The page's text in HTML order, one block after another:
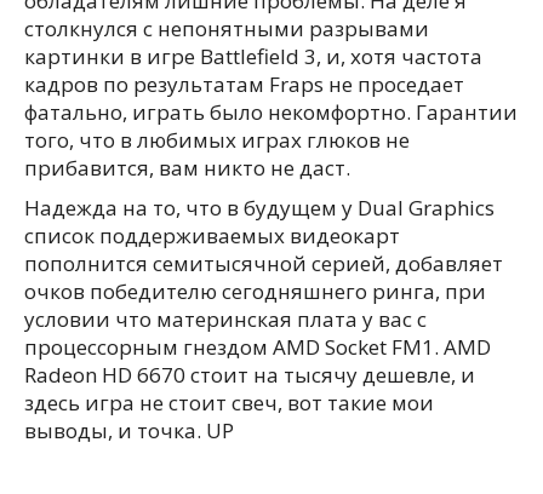
столкнулся с непонятными разрывами
картинки в игре Battlefield 3, и, хотя частота
кадров по результатам Fraps не проседает
фатально, играть было некомфортно. Гарантии
того, что в любимых играх глюков не
прибавится, вам никто не даст.
Надежда на то, что в будущем у Dual Graphics
список поддерживаемых видеокарт
пополнится семитысячной серией, добавляет
очков победителю сегодняшнего ринга, при
условии что материнская плата у вас с
процессорным гнездом AMD Socket FM1. AMD
Radeon HD 6670 стоит на тысячу дешевле, и
здесь игра не стоит свеч, вот такие мои
выводы, и точка. UP